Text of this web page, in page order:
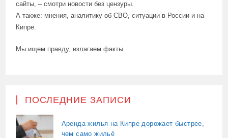
сайты, – смотри новости без цензуры.
А также: мнения, аналитику об СВО, ситуации в России и на
Кипре.
Мы ищем правду, излагаем факты
ПОСЛЕДНИЕ ЗАПИСИ
Аренда жилья на Кипре дорожает быстрее,
чем само жильё